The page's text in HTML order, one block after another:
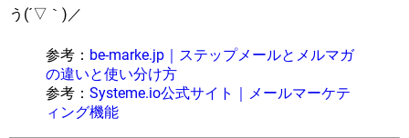
う(´▽｀)／
参考： be-marke.jp｜ステップメールとメルマガ
の違いと使い分け方
参考： Systeme.io公式サイト｜メールマーケテ
ィング機能